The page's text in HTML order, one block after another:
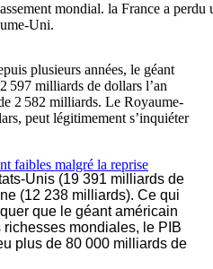
mondial. la France a
Uni.
plusieurs années, le géant
597 milliards de dollars l’an
2 582 milliards. Le Royaume-
peut légitimement s’inquiéter
faibles malgré la reprise
Unis (19 391 milliards de
(12 238 milliards). Ce qui
que le géant américain
mondiales, le PIB
plus de 80 000 milliards de